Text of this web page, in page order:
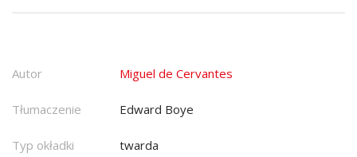
Autor Miguel de Cervantes
Tłumaczenie Edward Boye
Typ okładki twarda